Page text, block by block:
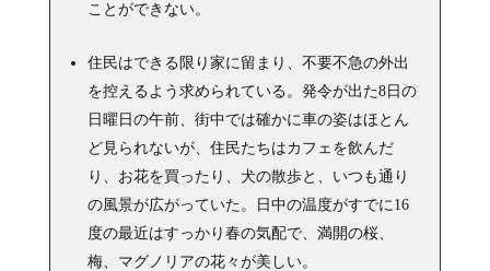
ことができない。
住民はできる限り家に留まり、不要不急の外出
を控えるよう求められている。発令が出た8日の
日曜日の午前、街中では確かに車の姿はほとん
ど見られないが、住民たちはカフェを飲んだ
り、お花を買ったり、犬の散歩と、いつも通り
の風景が広がっていた。日中の温度がすでに16
度の最近はすっかり春の気配で、満開の桜、
梅、マグノリアの花々が美しい。